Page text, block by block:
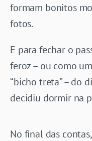
formam bonitos
fotos.
E para fechar o
feroz – ou como
“bicho treta” – do
decidiu dormir na
No final das